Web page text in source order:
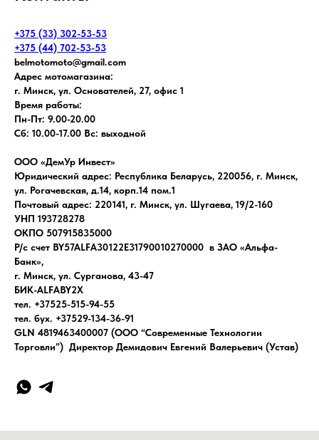
+375 (33) 302-53-53
+375 (44) 702-53-53
belmotomoto@gmail.com
Адрес мотомагазина:
г. Минск, ул. Основателей, 27, офис 1
Время работы:
Пн-Пт: 9.00-20.00
Сб: 10.00-17.00 Вс: выходной
ООО «ДемУр Инвест»
Юридический адрес: Республика Беларусь, 220056, г. Минск,
ул. Рогачевская, д.14, корп.14 пом.1
Почтовый адрес: 220141, г. Минск, ул. Шугаева, 19/2-160
УНП 193728278
ОКПО 507915835000
Р/с счет BY57ALFA30122E31790010270000 в ЗАО «Альфа-
Банк»,
г. Минск, ул. Сурганова, 43-47
БИК-ALFABY2X
тел. +37525-515-94-55
тел. бух. +37529-134-36-91
GLN 4819463400007 (ООО “Современные Технологии
Торговли”) Директор Демидович Евгений Валерьевич (Устав)